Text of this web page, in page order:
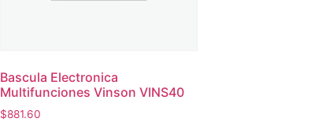
Bascula Electronica
Multifunciones Vinson VINS40
$881.60